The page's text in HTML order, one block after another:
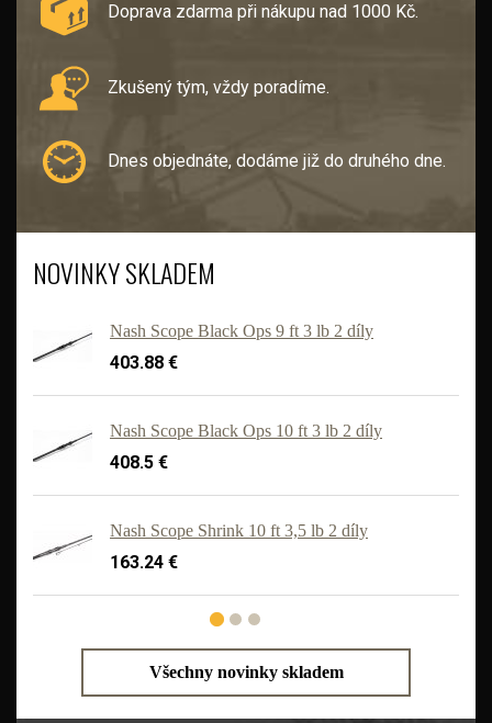
Doprava zdarma při nákupu nad 1000 Kč.
Zkušený tým, vždy poradíme.
Dnes objednáte, dodáme již do druhého dne.
NOVINKY SKLADEM
Nash Scope Black Ops 9 ft 3 lb 2 díly
403.88 €
Nash Scope Black Ops 10 ft 3 lb 2 díly
408.5 €
Nash Scope Shrink 10 ft 3,5 lb 2 díly
163.24 €
Všechny novinky skladem